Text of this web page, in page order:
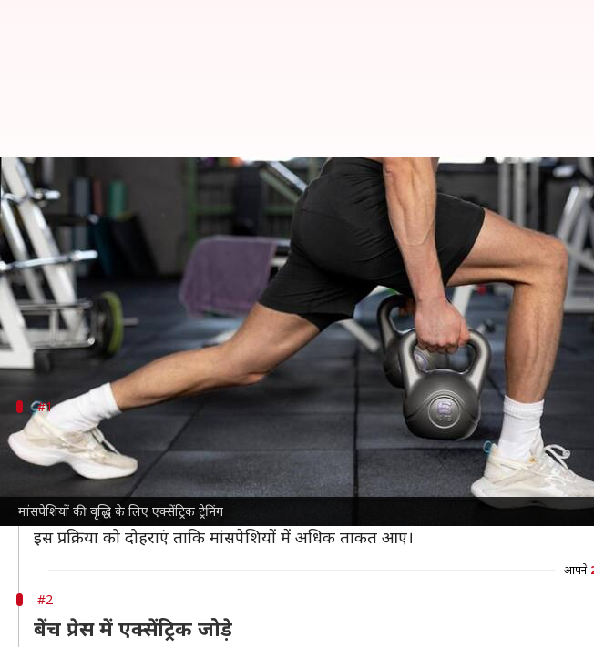
मांसपेशियों की वृद्धि के लिए एक्सेंट्रिक ट्रेनिंग
वजन नियंत्रित करने के लिए अपने वर्कआउट रूटीन में
लेखन अंजली Dec 03, 2024 09:41 am
क्या है खबर?
एक्सेंट्रिक ट्रेनिंग एक प्रकार की स्ट्रेंथ ट्रेनिंग है, जिसमेंवजन को नियंत्रित करने के लिए
इस प्रकार की ट्रेनिंग में वजन उठाने के बजाय उसे धीरे-धीरे नीचे लाने पर ध्यान केंद्रित
#1
एक्सेंट्रिक स्क्वाट्स का अभ्यास करें
एक्सेंट्रिक स्क्वाट्स में आप सामान्य स्क्वाट्स करते हैं, लेकिन वजन को नीचे लाते समय
इसे करने के लिए अपने पैरों को कंधे-चौड़ाई तक खोलें और धीरे-धीरे नीचे बैठें। नीचे बैठते
इस प्रक्रिया को दोहराएं ताकि मांसपेशियों में अधिक ताकत आए।
आपने
#2
बेंच प्रेस में एक्सेंट्रिक जोड़े